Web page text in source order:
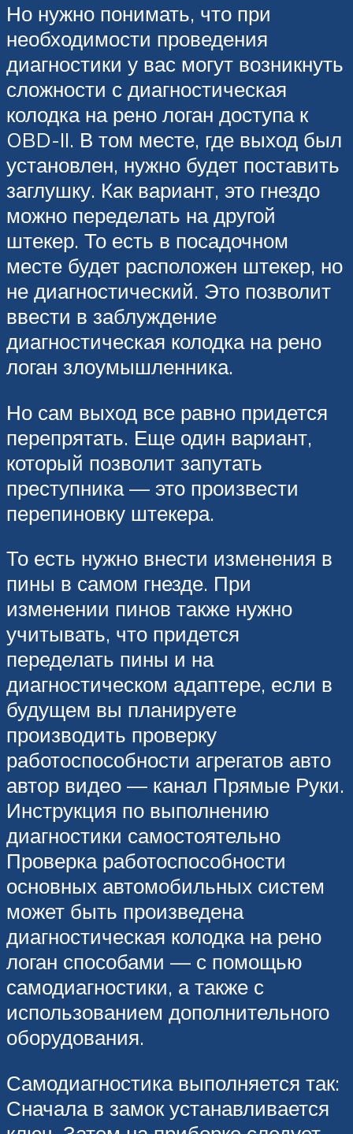
Но нужно понимать, что при
необходимости проведения
диагностики у вас могут возникнуть
сложности с диагностическая
колодка на рено логан доступа к
OBD-II. В том месте, где выход был
установлен, нужно будет поставить
заглушку. Как вариант, это гнездо
можно переделать на другой
штекер. То есть в посадочном
месте будет расположен штекер, но
не диагностический. Это позволит
ввести в заблуждение
диагностическая колодка на рено
логан злоумышленника.
Но сам выход все равно придется
перепрятать. Еще один вариант,
который позволит запутать
преступника — это произвести
перепиновку штекера.
То есть нужно внести изменения в
пины в самом гнезде. При
изменении пинов также нужно
учитывать, что придется
переделать пины и на
диагностическом адаптере, если в
будущем вы планируете
производить проверку
работоспособности агрегатов авто
автор видео — канал Прямые Руки.
Инструкция по выполнению
диагностики самостоятельно
Проверка работоспособности
основных автомобильных систем
может быть произведена
диагностическая колодка на рено
логан способами — с помощью
самодиагностики, а также с
использованием дополнительного
оборудования.
Самодиагностика выполняется так:
Сначала в замок устанавливается